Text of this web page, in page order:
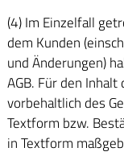
(4) Im Einzelfall
dem Kunden
und Änderungen)
AGB. Für den
vorbehaltlich des
Textform bzw.
in Textform